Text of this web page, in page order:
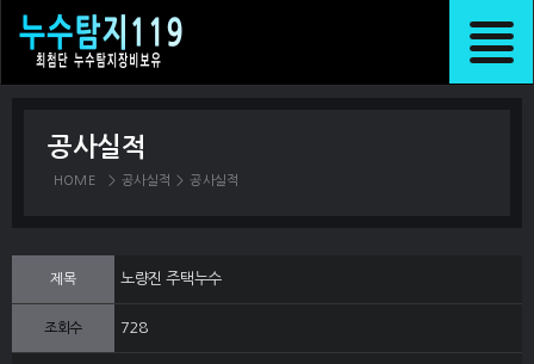
공사실적
HOME > 공사실적 > 공사실적
제목 노량진 주택누수
조회수 728